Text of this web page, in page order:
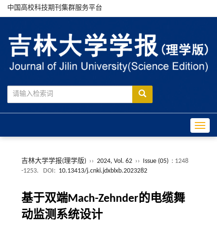
中国高校科技期刊集群服务平台
吉林大学学报(理学版) ›› 2024, Vol. 62 ›› Issue (05) : 1248
-1253.
DOI: 10.13413/j.cnki.jdxblxb.2023282
基于双端Mach-Zehnder的电缆舞
动监测系统设计